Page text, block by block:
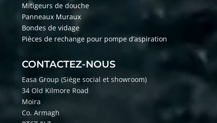
Mitigeurs de douche
Panneaux Muraux
Bondes de vidage
Pièces de rechange pour pompe d’aspiration
CONTACTEZ-NOUS
Easa Group (Siège social et showroom)
34 Old Kilmore Road
Moira
Co. Armagh